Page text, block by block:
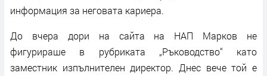
информация за неговата кариера.
До вчера дори на сайта на НАП Марков не
фигурираше в рубриката „Ръководство“ като
заместник изпълнителен директор. Днес вече той е